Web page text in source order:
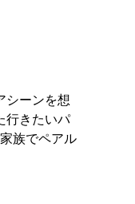
シーンを想
行きたいパ
族でペアル